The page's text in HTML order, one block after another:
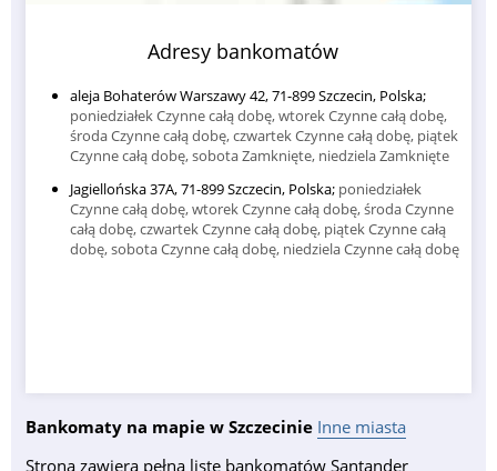
Adresy bankomatów
aleja Bohaterów Warszawy 42, 71-899 Szczecin, Polska;
poniedziałek Czynne całą dobę, wtorek Czynne całą dobę,
środa Czynne całą dobę, czwartek Czynne całą dobę, piątek
Czynne całą dobę, sobota Zamknięte, niedziela Zamknięte
Jagiellońska 37A, 71-899 Szczecin, Polska; poniedziałek
Czynne całą dobę, wtorek Czynne całą dobę, środa Czynne
całą dobę, czwartek Czynne całą dobę, piątek Czynne całą
dobę, sobota Czynne całą dobę, niedziela Czynne całą dobę
Bankomaty na mapie w Szczecinie Inne miasta
Strona zawiera pełną listę bankomatów Santander